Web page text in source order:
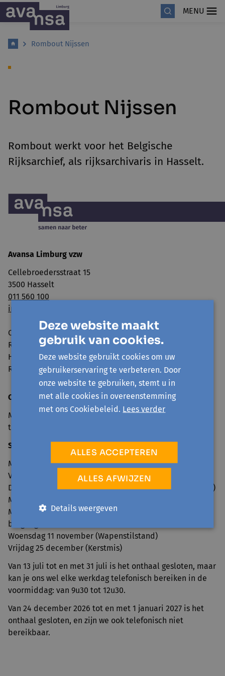
MENU
Rombout Nijssen
Rombout Nijssen
Rombout werkt voor het Belgische
Rijksarchief, als rijksarchivaris in Hasselt.
Avansa Limburg vzw
Cellebroedersstraat 15
3500 Hasselt
011 560 100
info@avansa-limburg.be
Ondernemingsnummer: ​0860.323.286
RPR: Ondernemingsrechtbank Antwerpen, afdeling
Hasselt
Rekeningnummer: BE98 7350 0766 3893
Openingsuren onthaal
Maandag tot en met vrijdag van 9u30 tot 12u30 en 13u30
tot 16u
Sluitingsdagen 2026
Maandag 6 april (Paasmaandag)
Vrijdag 1 mei (Dag van de Arbeid)
Donderdag 14 en vrijdag 15 mei (Hemelvaart en brugdag)
Maandag 25 mei (Pinkstermaandag)
Maandag 20 en dinsdag 21 juli (Nationale feestdag en
brugdag)
Woensdag 11 november (Wapenstilstand)
Vrijdag 25 december (Kerstmis)
Van 13 juli tot en met 31 juli is het onthaal gesloten, maar
kan je ons wel elke werkdag telefonisch bereiken in de
voormiddag: van 9u30 tot 12u30.
Van 24 december 2026 tot en met 1 januari 2027 is het
onthaal gesloten, en zijn we ook telefonisch niet
bereikbaar.
Deze website maakt
gebruik van cookies.
Deze website gebruikt cookies om uw
gebruikerservaring te verbeteren. Door
onze website te gebruiken, stemt u in
met alle cookies in overeenstemming
met ons Cookiebeleid. Lees verder
ALLES ACCEPTEREN
ALLES AFWIJZEN
Details weergeven